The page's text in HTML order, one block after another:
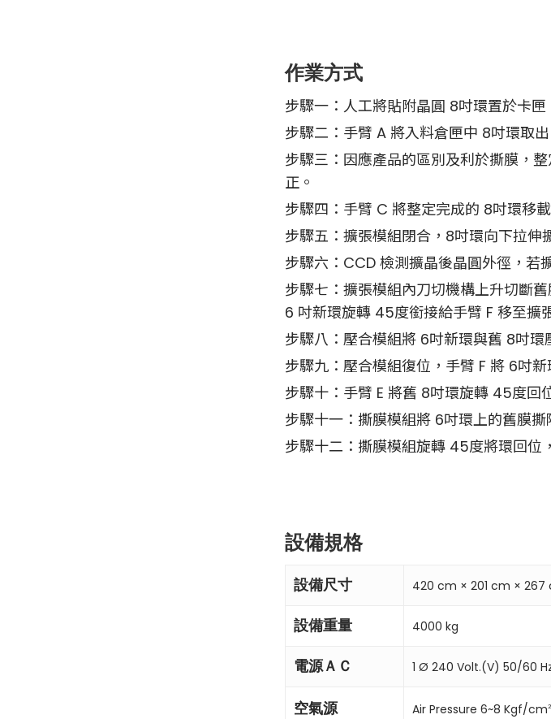
作業方式
步驟一：人工將貼附晶圓 8吋環置於卡
步驟二：手臂 A 將入料倉匣中 8吋環取
步驟三：因應產品的區別及利於撕膜，
正。
步驟四：手臂 C 將整定完成的 8吋環移
步驟五：擴張模組閉合，8吋環向下拉伸
步驟六：CCD 檢測擴晶後晶圓外徑，若
步驟七：擴張模組內刀切機構上升切斷
6 吋新環旋轉 45度銜接給手臂 F 移至擴
步驟八：壓合模組將 6吋新環與舊 8吋環
步驟九：壓合模組復位，手臂 F 將 6吋
步驟十：手臂 E 將舊 8吋環旋轉 45度回
步驟十一：撕膜模組將 6吋環上的舊膜撕
步驟十二：撕膜模組旋轉 45度將環回位
設備規格
設備尺寸 420 cm × 201 cm × 267
設備重量 4000 kg
電源ＡＣ 1 Ø 240 Volt.(V) 50/60
空氣源 Air Pressure 6~8 Kgf/cm2